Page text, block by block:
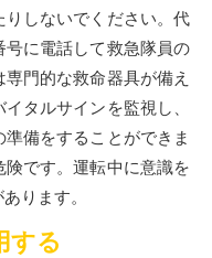
しないでください。代
に電話して救急隊員の
門的な救命器具が備え
タルサインを監視し、
備をすることができま
です。運転中に意識を
ります。
する